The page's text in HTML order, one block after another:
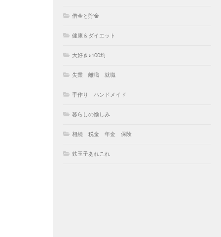
借金と貯金
健康＆ダイエット
大好き♪100均
失業 離職 就職
手作り ハンドメイド
暮らしの愉しみ
相続 税金 年金 保険
鉄玉子あれこれ